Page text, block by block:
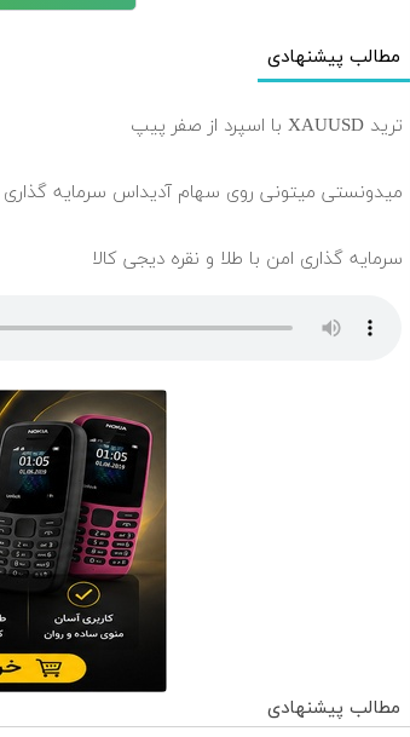
مطالب پیشنهادی
ترید XAUUSD با اسپرد از صفر پیپ
میدونستی میتونی روی سهام آدیداس سرمایه
سرمایه گذاری امن با طلا و نقره دیجی کالا
مطالب پیشنهادی